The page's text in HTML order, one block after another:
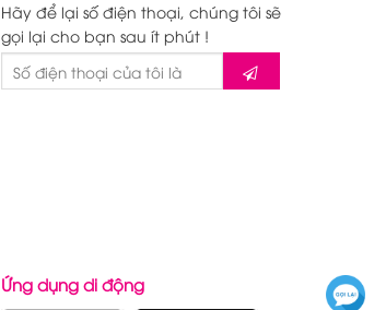
Hãy để lại số điện thoại, chúng tôi sẽ
gọi lại cho bạn sau ít phút !
Ứng dụng di động